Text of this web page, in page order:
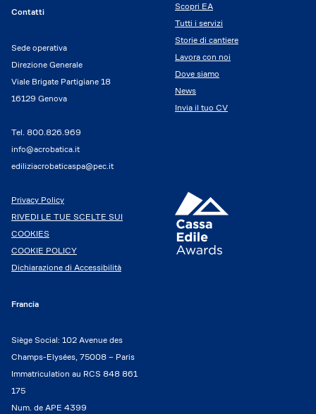
Contatti
Sede operativa
Direzione Generale
Viale Brigate Partigiane 18
16129 Genova
Tel. 800.826.969
info@acrobatica.it
ediliziacrobaticaspa@pec.it
Scopri EA
Tutti i servizi
Storie di cantiere
Lavora con noi
Dove siamo
News
Invia il tuo CV
Privacy Policy
RIVEDI LE TUE SCELTE SUI
COOKIES
COOKIE POLICY
Dichiarazione di Accessibilità
Francia
Siège Social: 102 Avenue des
Champs-Elysées, 75008 – Paris
Immatriculation au RCS 848 861
175
Num. de APE 4399